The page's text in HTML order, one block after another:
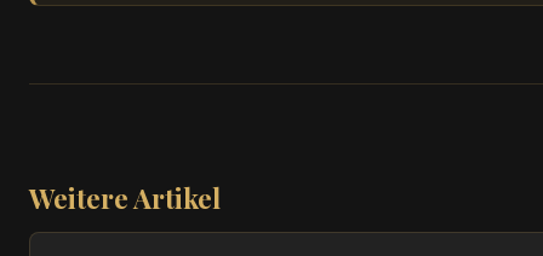
Weitere Artikel